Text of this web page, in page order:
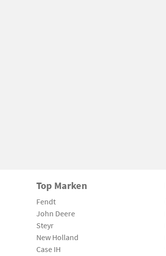
Top Marken
Fendt
John Deere
Steyr
New Holland
Case IH